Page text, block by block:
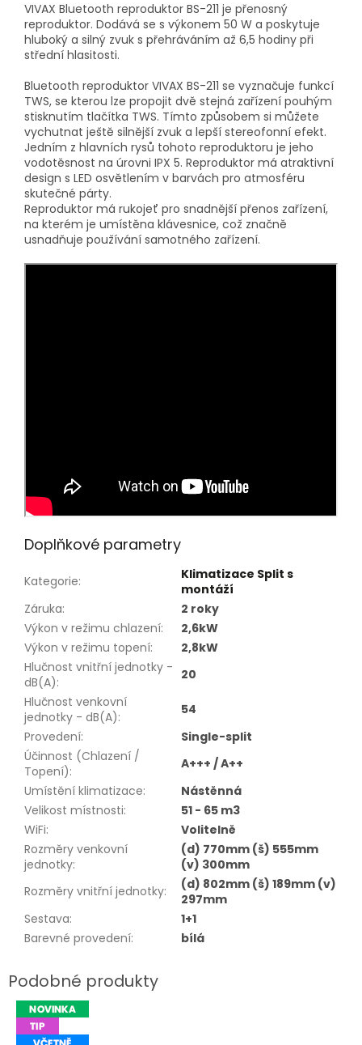
VIVAX Bluetooth reproduktor BS-211 je přenosný
reproduktor. Dodává se s výkonem 50 W a poskytuje
hluboký a silný zvuk s přehráváním až 6,5 hodiny při
střední hlasitosti.
Bluetooth reproduktor VIVAX BS-211 se vyznačuje funkcí
TWS, se kterou lze propojit dvě stejná zařízení pouhým
stisknutím tlačítka TWS. Tímto způsobem si můžete
vychutnat ještě silnější zvuk a lepší stereofonní efekt.
Jedním z hlavních rysů tohoto reproduktoru je jeho
vodotěsnost na úrovni IPX 5. Reproduktor má atraktivní
design s LED osvětlením v barvách pro atmosféru
skutečné párty.
Reproduktor má rukojeť pro snadnější přenos zařízení,
na kterém je umístěna klávesnice, což značně
usnadňuje používání samotného zařízení.
Doplňkové parametry
Kategorie:
Klimatizace Split s
montáží
Záruka:
2 roky
Výkon v režimu chlazení:
2,6kW
Výkon v režimu topení:
2,8kW
Hlučnost vnitřní jednotky -
dB(A):
20
Hlučnost venkovní
jednotky - dB(A):
54
Provedení:
Single-split
Účinnost (Chlazení /
Topení):
A+++ / A++
Umístění klimatizace:
Nástěnná
Velikost místnosti:
51 - 65 m3
WiFi:
Volitelně
Rozměry venkovní
jednotky:
(d) 770mm (š) 555mm
(v) 300mm
Rozměry vnitřní jednotky:
(d) 802mm (š) 189mm (v)
297mm
Sestava:
1+1
Barevné provedení: bílá